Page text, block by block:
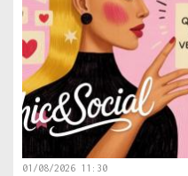
01/08/2026 11:30